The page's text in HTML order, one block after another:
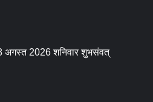
2026 शनिवार शुभसंवत्